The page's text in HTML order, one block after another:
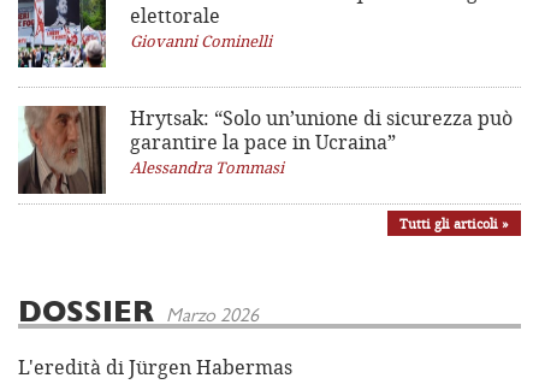
elettorale
Giovanni Cominelli
Hrytsak: “Solo un’unione di sicurezza può
garantire la pace in Ucraina”
Alessandra Tommasi
Tutti gli articoli »
DOSSIER Marzo 2026
L'eredità di Jürgen Habermas